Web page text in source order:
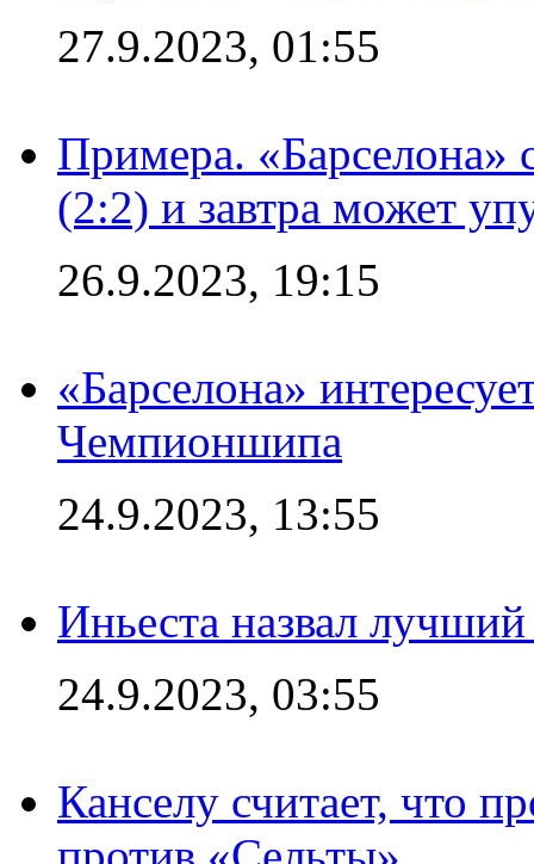
27.9.2023, 01:55
Примера. «Барселона»
(2:2) и завтра может
26.9.2023, 19:15
«Барселона»
Чемпионшипа
24.9.2023, 13:55
Иньеста назвал
24.9.2023, 03:55
Канселу считает, что